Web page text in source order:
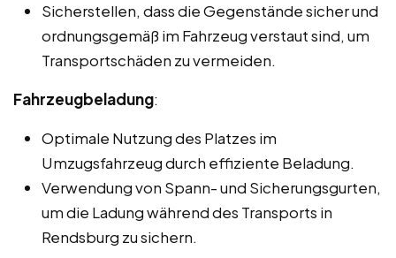
Sicherstellen, dass die Gegenstände sicher und
ordnungsgemäß im Fahrzeug verstaut sind, um
Transportschäden zu vermeiden.
Fahrzeugbeladung:
Optimale Nutzung des Platzes im
Umzugsfahrzeug durch effiziente Beladung.
Verwendung von Spann- und Sicherungsgurten,
um die Ladung während des Transports in
Rendsburg zu sichern.